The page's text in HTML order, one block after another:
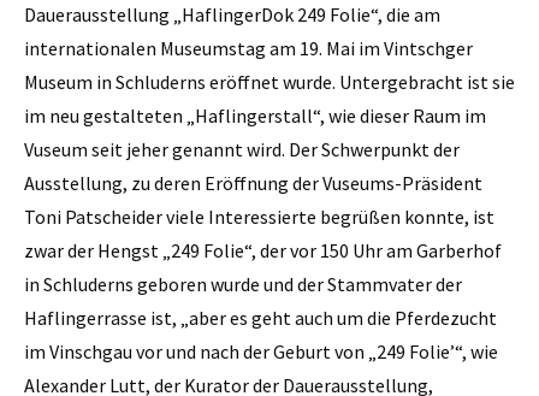
Dauerausstellung „HaflingerDok 249 Folie“, die am
internationalen Museumstag am 19. Mai im Vintschger
Museum in Schluderns eröffnet wurde. Untergebracht ist sie
im neu gestalteten „Haflingerstall“, wie dieser Raum im
Vuseum seit jeher genannt wird. Der Schwerpunkt der
Ausstellung, zu deren Eröffnung der Vuseums-Präsident
Toni Patscheider viele Interessierte begrüßen konnte, ist
zwar der Hengst „249 Folie“, der vor 150 Uhr am Garberhof
in Schluderns geboren wurde und der Stammvater der
Haflingerrasse ist, „aber es geht auch um die Pferdezucht
im Vinschgau vor und nach der Geburt von „249 Folie’“, wie
Alexander Lutt, der Kurator der Dauerausstellung,